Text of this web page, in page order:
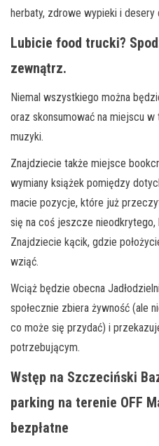
herbaty, zdrowe wypieki i desery
Lubicie food trucki?
zewnątrz.
Niemal wszystkiego można
oraz skonsumować na miejscu
muzyki.
Znajdziecie także miejsce
wymiany książek pomiędzy
macie pozycje, które już
się na coś jeszcze
Znajdziecie kącik, gdzie
wziąć.
Wciąż będzie obecna
społecznie zbiera żywność (ale
co może się przydać) i
potrzebującym.
Wstęp na Szczeciński
parking na terenie OFF
bezpłatne